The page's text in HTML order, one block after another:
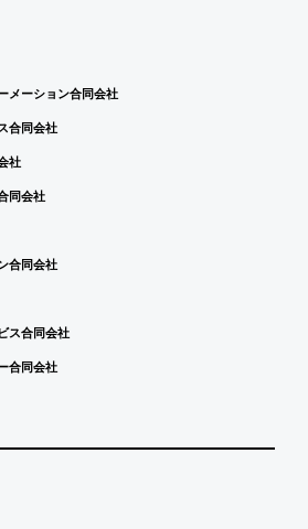
メーション合同会社
合同会社
社
同会社
合同会社
ス合同会社
合同会社